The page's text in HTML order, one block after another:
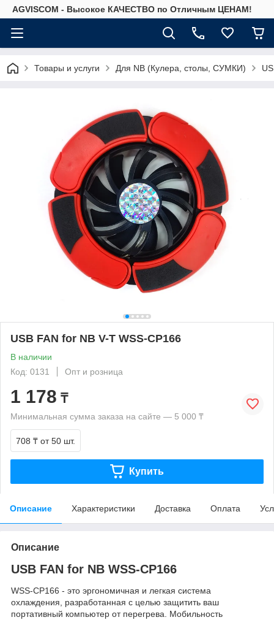
AGVISCOM - Высокое КАЧЕСТВО по Отличным ЦЕНАМ!
Товары и услуги Для NB (Кулера, столы, СУМКИ)
USB FAN for NB V-T WSS-CP166
В наличии
Код: 0131
Опт и розница
1 178 ₸
Минимальная сумма заказа на сайте — 5 000 ₸
708 ₸ от 50 шт.
Купить
Описание Характеристики Доставка Оплата
Описание
USB FAN for NB WSS-CP166
WSS-CP166 - это эргономичная и легкая система
охлаждения, разработанная с целью защитить ваш
портативный компьютер от перегрева. Мобильность